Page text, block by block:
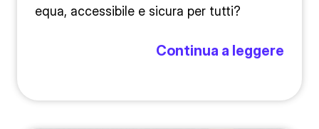
equa, accessibile e sicura per tutti?
Continua a leggere